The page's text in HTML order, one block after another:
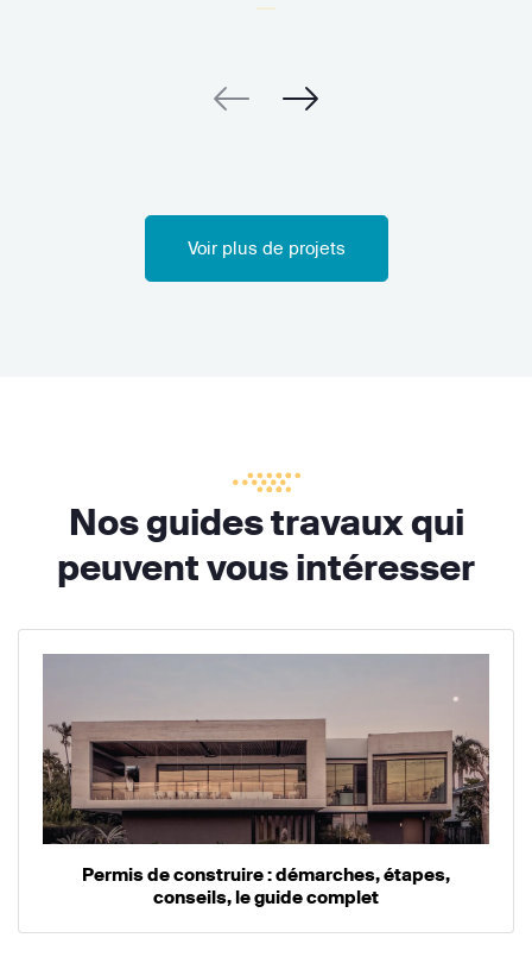
Voir plus de projets
Nos guides travaux qui
peuvent vous intéresser
Permis de construire : démarches, étapes,
conseils, le guide complet